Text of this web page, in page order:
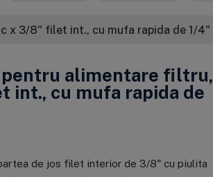
inversa,
premium, Ecosoft
Balance
de 1
Ecosoft
polipropilena, Big
Blue 20", 20
x 3/8" filet int., cu mufa rapida de 1/4"
alimentare filtru,
cu mufa rapida de
de jos filet interior de 3/8" cu piulita